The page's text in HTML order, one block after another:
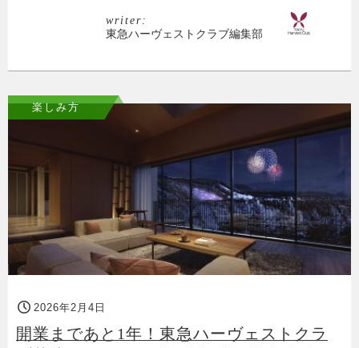
writer:
東急ハーヴェストクラブ編集部
楽しみ方
2026年2月4日
開業まであと1年！東急ハーヴェストクラ